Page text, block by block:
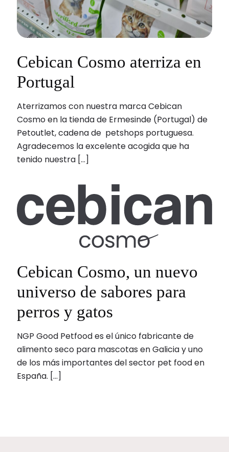
Cebican Cosmo aterriza en
Portugal
Aterrizamos con nuestra marca Cebican
Cosmo en la tienda de Ermesinde (Portugal) de
Petoutlet, cadena de petshops portuguesa.
Agradecemos la excelente acogida que ha
tenido nuestra […]
Cebican Cosmo, un nuevo
universo de sabores para
perros y gatos
NGP Good Petfood es el único fabricante de
alimento seco para mascotas en Galicia y uno
de los más importantes del sector pet food en
España. […]